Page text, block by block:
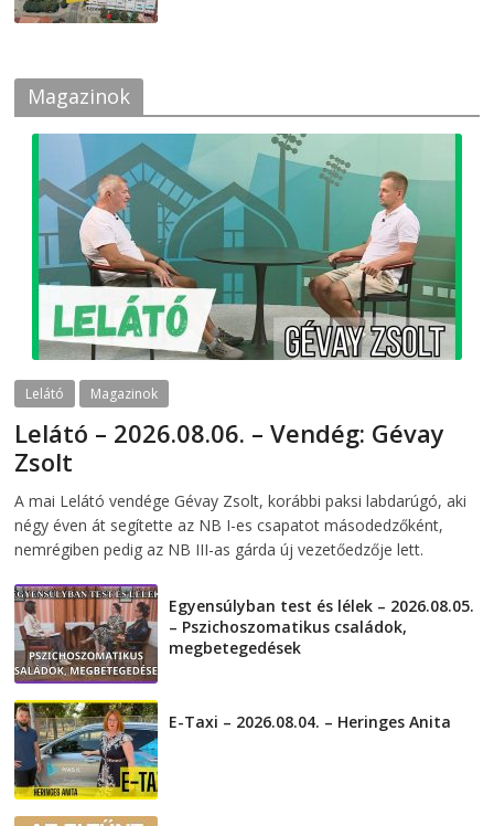
Magazinok
Lelátó Magazinok
Lelátó – 2026.08.06. – Vendég: Gévay
Zsolt
A mai Lelátó vendége Gévay Zsolt, korábbi paksi labdarúgó, aki
négy éven át segítette az NB I-es csapatot másodedzőként,
nemrégiben pedig az NB III-as gárda új vezetőedzője lett.
Egyensúlyban test és lélek – 2026.08.05.
– Pszichoszomatikus családok,
megbetegedések
E-Taxi – 2026.08.04. – Heringes Anita